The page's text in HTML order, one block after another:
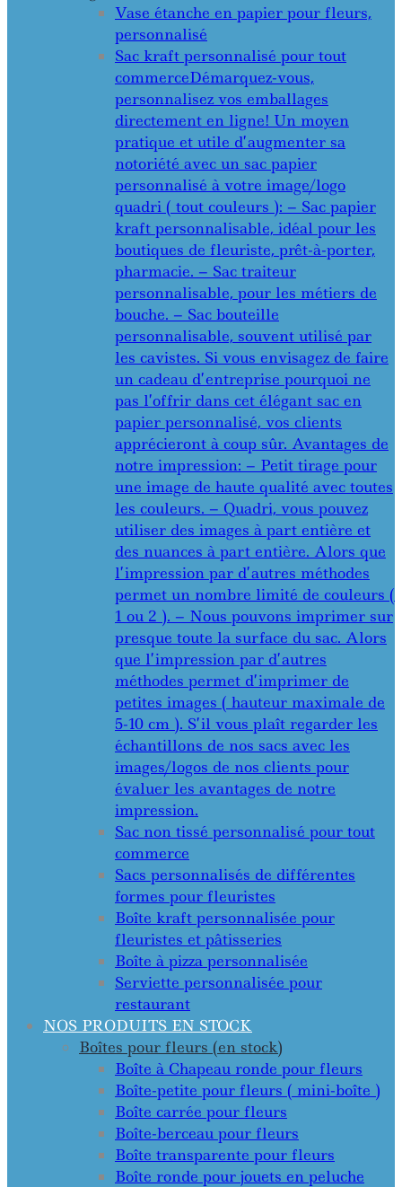
Vase étanche en papier pour fleurs,
personnalisé
Sac kraft personnalisé pour tout
commerceDémarquez-vous,
personnalisez vos emballages
directement en ligne! Un moyen
pratique et utile d’augmenter sa
notoriété avec un sac papier
personnalisé à votre image/logo
quadri ( tout couleurs ): – Sac papier
kraft personnalisable, idéal pour les
boutiques de fleuriste, prêt-à-porter,
pharmacie. – Sac traiteur
personnalisable, pour les métiers de
bouche. – Sac bouteille
personnalisable, souvent utilisé par
les cavistes. Si vous envisagez de faire
un cadeau d’entreprise pourquoi ne
pas l’offrir dans cet élégant sac en
papier personnalisé, vos clients
apprécieront à coup sûr. Avantages de
notre impression: – Petit tirage pour
une image de haute qualité avec toutes
les couleurs. – Quadri, vous pouvez
utiliser des images à part entière et
des nuances à part entière. Alors que
l’impression par d’autres méthodes
permet un nombre limité de couleurs (
1 ou 2 ). – Nous pouvons imprimer sur
presque toute la surface du sac. Alors
que l’impression par d’autres
méthodes permet d’imprimer de
petites images ( hauteur maximale de
5-10 cm ). S’il vous plaît regarder les
échantillons de nos sacs avec les
images/logos de nos clients pour
évaluer les avantages de notre
impression.
Sac non tissé personnalisé pour tout
commerce
Sacs personnalisés de différentes
formes pour fleuristes
Boîte kraft personnalisée pour
fleuristes et pâtisseries
Boîte à pizza personnalisée
Serviette personnalisée pour
restaurant
NOS PRODUITS EN STOCK
Boîtes pour fleurs (en stock)
Boîte à Chapeau ronde pour fleurs
Boîte-petite pour fleurs ( mini-boîte )
Boîte carrée pour fleurs
Boîte-berceau pour fleurs
Boîte transparente pour fleurs
Boîte ronde pour jouets en peluche